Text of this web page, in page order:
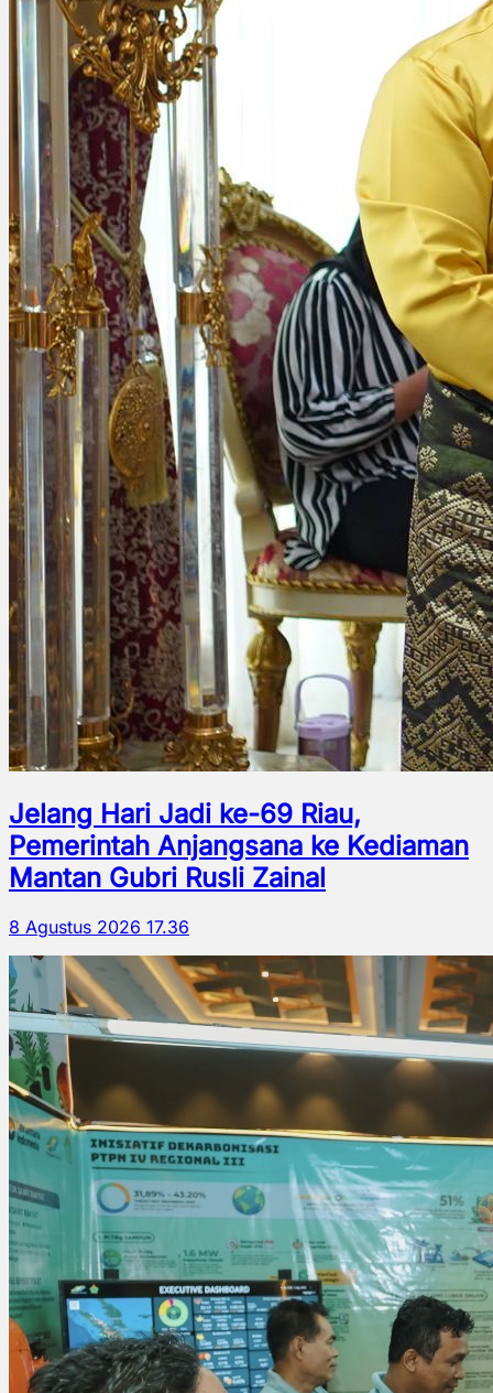
Jelang Hari Jadi ke-69 Riau,
Pemerintah Anjangsana ke Kediaman
Mantan Gubri Rusli Zainal
8 Agustus 2026 17.36